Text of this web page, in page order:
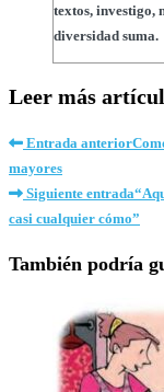
textos, investigo,
diversidad suma.
Leer más
Entrada anterior
mayores
Siguiente entrada
casi cualquier cómo”
También podría